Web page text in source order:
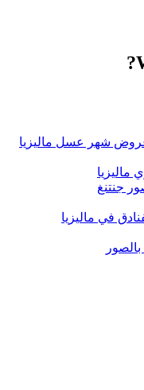
شهر عسل ماليزيا
ماليزيا
جنتنغ
في ماليزيا